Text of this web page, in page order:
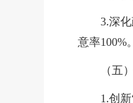
3.深
意率100%
（五）
1.创